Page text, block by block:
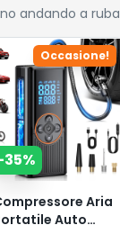
andando a ruba
Occasione!
35%
Aria
Auto